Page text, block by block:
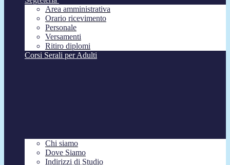
Area amministrativa
Orario ricevimento
Personale
Versamenti
Ritiro diplomi
Corsi Serali per Adulti
Chi siamo
Dove Siamo
Indirizzi di Studio